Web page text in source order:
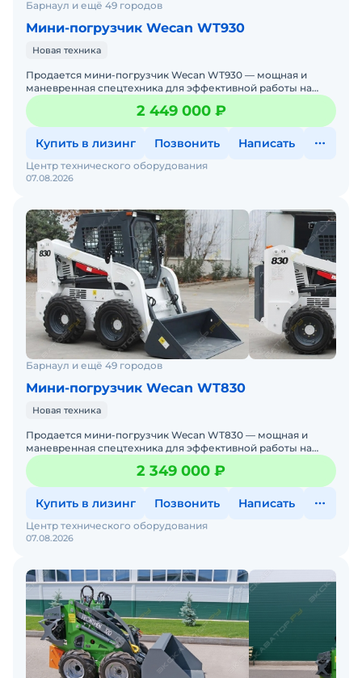
Барнаул и ещё 49 городов
Мини-погрузчик Wecan WT930
Новая техника
Продается мини-погрузчик Wecan WT930 — мощная и
маневренная спецтехника для эффективной работы на
стройплощадках, дорогах и в коммунальном хозяйстве.
Если вам н
2 449 000 ₽
Купить в лизинг Позвонить Написать
07.08.2026
Центр технического оборудования
Барнаул и ещё 49 городов
Мини-погрузчик Wecan WT830
Новая техника
Продается мини-погрузчик Wecan WT830 — мощная и
маневренная спецтехника для эффективной работы на
стройплощадках, дорогах и в коммунальном хозяйстве.
Если вам н
2 349 000 ₽
Купить в лизинг Позвонить Написать
07.08.2026
Центр технического оборудования